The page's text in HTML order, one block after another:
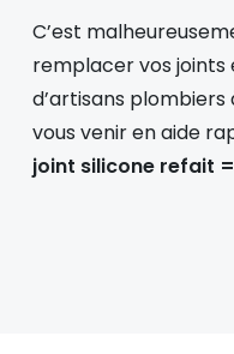
C’est
remplacer vos joints
d’artisans
vous venir en aide
joint silicone refait